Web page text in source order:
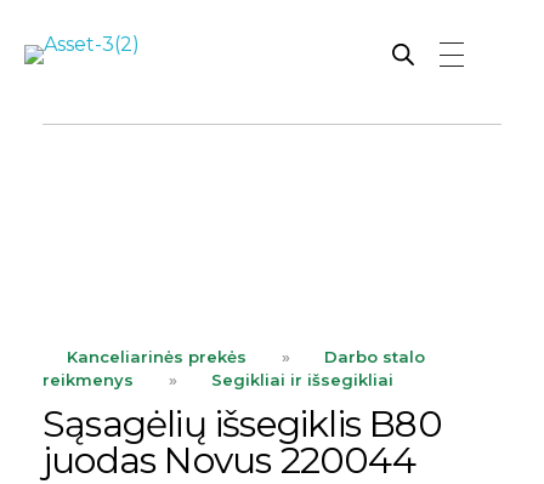
Kanceliarinės prekės »
Darbo stalo
reikmenys
» Segikliai ir išsegikliai
Sąsagėlių išsegiklis B80
juodas Novus 220044